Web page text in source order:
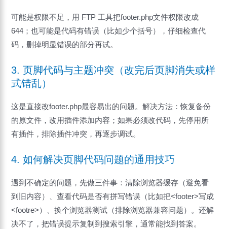
可能是权限不足，用 FTP 工具把footer.php文件权限改成
644；也可能是代码有错误（比如少个括号），仔细检查代
码，删掉明显错误的部分再试。
3. 页脚代码与主题冲突（改完后页脚消失或样
式错乱）
这是直接改footer.php最容易出的问题。解决方法：恢复备份
的原文件，改用插件添加内容；如果必须改代码，先停用所
有插件，排除插件冲突，再逐步调试。
4. 如何解决页脚代码问题的通用技巧
遇到不确定的问题，先做三件事：清除浏览器缓存（避免看
到旧内容）、查看代码是否有拼写错误（比如把<footer>写成
<footre>）、换个浏览器测试（排除浏览器兼容问题）。还解
决不了，把错误提示复制到搜索引擎，通常能找到答案。